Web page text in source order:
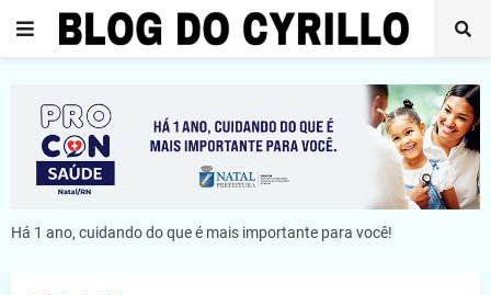
Há 1 ano, cuidando do que é mais importante para você!